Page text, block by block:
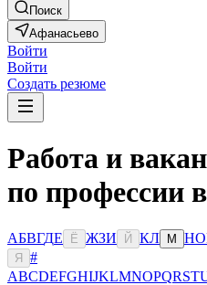
Поиск
Афанасьево
Войти
Войти
Создать резюме
Работа и
по профессии
АБВГДЕ Ё ЖЗИ Й КЛ М НО
Я
#
ABCDEFGHIJKLMNOPQRST